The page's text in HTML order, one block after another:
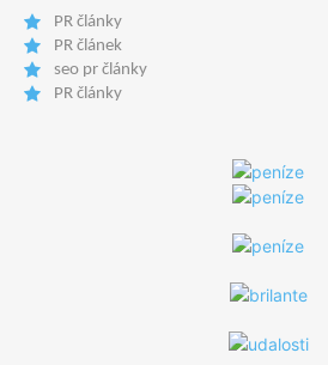
PR články
PR článek
seo pr články
PR články